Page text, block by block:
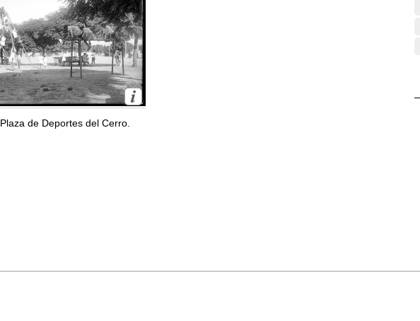
Plaza de Deportes del Cerro.